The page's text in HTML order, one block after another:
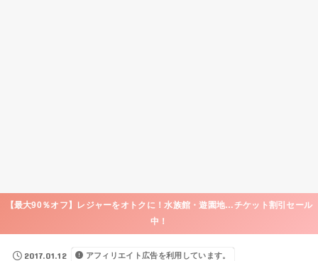
【最大90％オフ】レジャーをオトクに！水族館・遊園地…チケット割引セール
中！
2017.01.12 アフィリエイト広告を利用しています。